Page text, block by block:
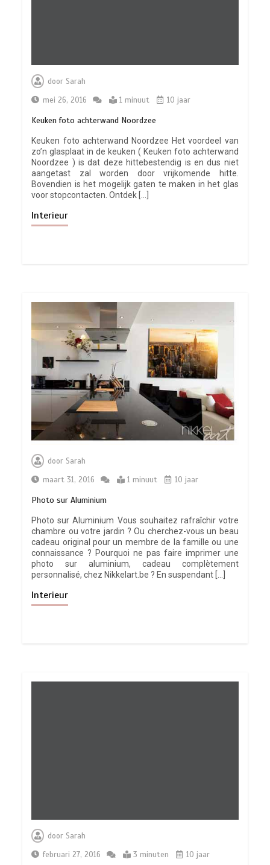
door Sarah
mei 26, 2016
1 minuut 10 jaar
Keuken foto achterwand Noordzee
Keuken foto achterwand Noordzee Het voordeel van
zo’n glasplaat in de keuken ( Keuken foto achterwand
Noordzee ) is dat deze hittebestendig is en dus niet
aangetast zal worden door vrijkomende hitte.
Bovendien is het mogelijk gaten te maken in het glas
voor stopcontacten. Ontdek […]
Interieur
door Sarah
maart 31, 2016
1 minuut 10 jaar
Photo sur Aluminium
Photo sur Aluminium Vous souhaitez rafraîchir votre
chambre ou votre jardin ? Ou cherchez-vous un beau
cadeau original pour un membre de la famille ou une
connaissance ? Pourquoi ne pas faire imprimer une
photo sur aluminium, cadeau complètement
personnalisé, chez Nikkelart.be ? En suspendant […]
Interieur
door Sarah
februari 27, 2016
3 minuten 10 jaar